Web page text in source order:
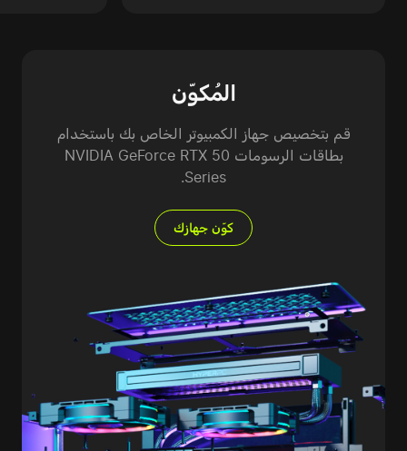
المُكوّن
قم بتخصيص جهاز الكمبيوتر الخاص بك باستخدام
بطاقات الرسومات NVIDIA GeForce RTX 50
Series.
كوّن جهازك